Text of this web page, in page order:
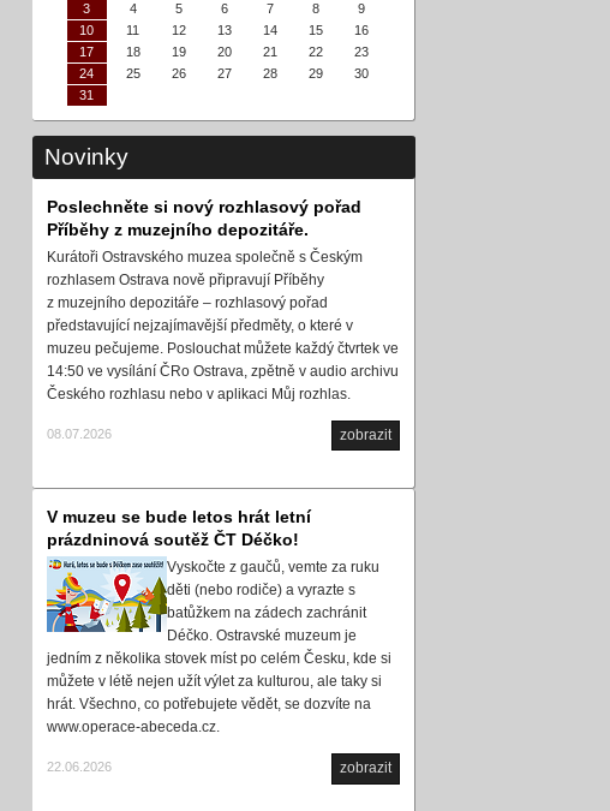
3
4 5 6 7 8
9
10
11 12 13 14 15
16
17
18 19 20 21 22
23
24
25 26 27 28 29
30
31
Novinky
Poslechněte si nový rozhlasový pořad
Příběhy z muzejního depozitáře.
Kurátoři Ostravského muzea společně s Českým
rozhlasem Ostrava nově připravují Příběhy
z muzejního depozitáře – rozhlasový pořad
představující nejzajímavější předměty, o které v
muzeu pečujeme. Poslouchat můžete každý čtvrtek ve
14:50 ve vysílání ČRo Ostrava, zpětně v audio archivu
Českého rozhlasu nebo v aplikaci Můj rozhlas.
08.07.2026 zobrazit
V muzeu se bude letos hrát letní
prázdninová soutěž ČT Déčko!
Vyskočte z gaučů, vemte za ruku
děti (nebo rodiče) a vyrazte s
batůžkem na zádech zachránit
Déčko. Ostravské muzeum je
jedním z několika stovek míst po celém Česku, kde si
můžete v létě nejen užít výlet za kulturou, ale taky si
hrát. Všechno, co potřebujete vědět, se dozvíte na
www.operace-abeceda.cz.
22.06.2026 zobrazit